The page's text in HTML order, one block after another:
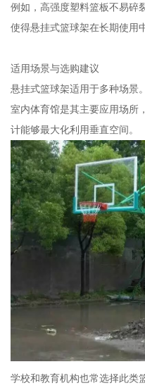
例如，高强度塑料篮板不易碎
使得悬挂式篮球架在长期使用
适用场景与选购建议
悬挂式篮球架适用于多种场景。
室内体育馆是其主要应用场所
计能够最大化利用垂直空间。
学校和教育机构也常选择此类